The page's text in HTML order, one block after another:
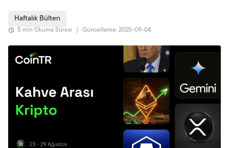
Haftalık Bülten
5 min Okuma Süresi Güncelleme: 2025-09-04